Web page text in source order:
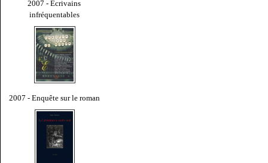
2007 - Écrivains
infréquentables
2007 - Enquête sur le roman